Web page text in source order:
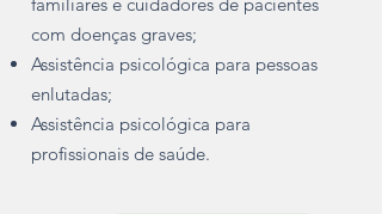
com doenças graves;
Assistência psicológica para pessoas
enlutadas;
Assistência psicológica para
profissionais de saúde.